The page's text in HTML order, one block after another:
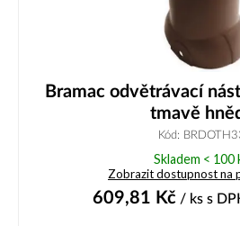
Bramac odvětrávací
tmavě
Kód:
Skladem < 100
Zobrazit dostupnost na
609,81 Kč/ ks s